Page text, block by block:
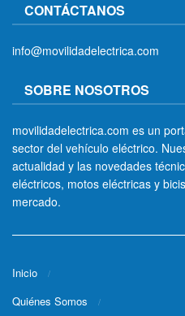
CONTÁCTANOS
info@movilidadelectrica.com
SOBRE NOSOTROS
movilidadelectrica.com es un
sector del vehículo eléctrico.
actualidad y las novedades
eléctricos, motos eléctricas y
mercado.
Inicio
Quiénes Somos